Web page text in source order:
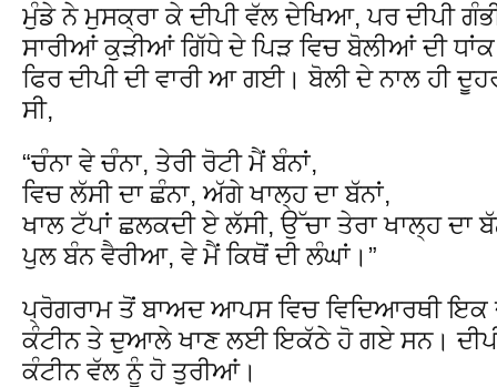
ਮੁੰਡੇ ਨੇ ਮੁਸਕ੍ਰਾ ਕੇ ਦੀਪੀ ਵੱਲ ਦੇਖਿਆ, ਪਰ ਦੀਪੀ
ਸਾਰੀਆਂ ਕੁੜੀਆਂ ਗਿੱਧੇ ਦੇ ਪਿੜ ਵਿਚ ਬੋਲੀਆਂ ਦੀ
ਫਿਰ ਦੀਪੀ ਦੀ ਵਾਰੀ ਆ ਗਈ। ਬੋਲੀ ਦੇ ਨਾਲ ਹੀ
ਸੀ,
“ਚੰਨਾ ਵੇ ਚੰਨਾ, ਤੇਰੀ ਰੋਟੀ ਮੈਂ ਬੰਨਾਂ,
ਵਿਚ ਲੱਸੀ ਦਾ ਛੰਨਾ, ਅੱਗੇ ਖਾਲ੍ਹ ਦਾ ਬੱਨਾਂ,
ਖਾਲ ਟੱਪਾਂ ਛਲਕਦੀ ਏ ਲੱਸੀ, ਉੱਚਾ ਤੇਰਾ ਖਾਲ੍ਹ ਦਾ
ਪੁਲ ਬੰਨ ਵੈਰੀਆ, ਵੇ ਮੈਂ ਕਿਥੋਂ ਦੀ ਲੰਘਾਂ।”
ਪ੍ਰੋਗਰਾਮ ਤੋਂ ਬਾਅਦ ਆਪਸ ਵਿਚ ਵਿਦਿਆਰਥੀ ਇਕ
ਕੰਟੀਨ ਤੇ ਦੁਆਲੇ ਖਾਣ ਲਈ ਇਕੱਠੇ ਹੋ ਗਏ ਸਨ।
ਕੰਟੀਨ ਵੱਲ ਨੂੰ ਹੋ ਤੁਰੀਆਂ।